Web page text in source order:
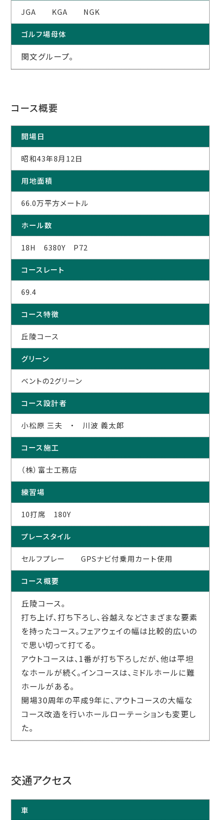
JGA KGA NGK
ゴルフ場母体
関文グループ。
コース概要
開場日
昭和43年8月12日
用地面積
66.0万平方メートル
ホール数
18H 6380Y P72
コースレート
69.4
コース特徴
丘陵コース
グリーン
ベントの2グリーン
コース設計者
小松原 三夫 ・ 川波 義太郎
コース施工
（株）富士工務店
練習場
10打席 180Y
プレースタイル
セルフプレー GPSナビ付乗用カート使用
コース概要
丘陵コース。
打ち上げ、打ち下ろし、谷越えなどさまざまな要素
を持ったコース。フェアウェイの幅は比較的広いの
で思い切って打てる。
アウトコースは、1番が打ち下ろしだが、他は平坦
なホールが続く。インコースは、ミドルホールに難
ホールがある。
開場30周年の平成9年に、アウトコースの大幅な
コース改造を行いホールローテーションも変更し
た。
交通アクセス
車